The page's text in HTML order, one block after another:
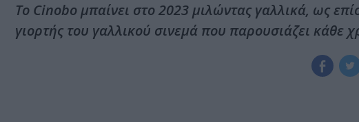
To Cinobo μπαίνει στο 2023 μιλώντας γαλλικά, ως
γιορτής του γαλλικού σινεμά που παρουσιάζει κάθε